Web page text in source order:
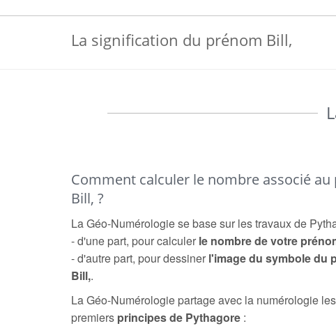
La signification du prénom Bill,
Comment calculer le nombre associé au
Bill, ?
La Géo-Numérologie se base sur les travaux de
- d'une part, pour calculer le nombre de votre
- d'autre part, pour dessiner l'image du symbole du
Bill,.
La Géo-Numérologie partage avec la numérologie
premiers principes de Pythagore :